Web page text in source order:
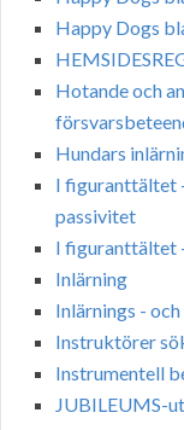
Happy Dogs
Hotande och
Hundars
I figuranttältet
passivitet
I figuranttältet
Inlärning
Inlärnings -
Instruktörer
Instrumentell
JUBILEUMS-